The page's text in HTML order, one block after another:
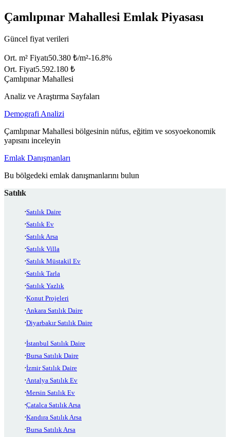
Çamlıpınar Mahallesi Emlak Piyasası
Güncel fiyat verileri
Ort. m² Fiyatı50.380 ₺/m²-16.8%
Ort. Fiyat5.592.180 ₺
Çamlıpınar Mahallesi
Analiz ve Araştırma Sayfaları
Demografi Analizi
Çamlıpınar Mahallesi bölgesinin nüfus, eğitim ve sosyoekonomik
yapısını inceleyin
Emlak Danışmanları
Bu bölgedeki emlak danışmanlarını bulun
Satılık
Satılık Daire
Satılık Ev
Satılık Arsa
Satılık Villa
Satılık Müstakil Ev
Satılık Tarla
Satılık Yazlık
Konut Projeleri
Ankara Satılık Daire
Diyarbakır Satılık Daire
İstanbul Satılık Daire
Bursa Satılık Daire
İzmir Satılık Daire
Antalya Satılık Ev
Mersin Satılık Ev
Çatalca Satılık Arsa
Kandıra Satılık Arsa
Bursa Satılık Arsa